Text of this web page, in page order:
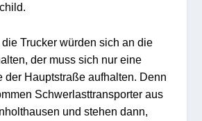
Trucker würden sich an die
der muss sich nur eine
der Hauptstraße aufhalten. Denn
Schwerlasttransporter aus
und stehen dann,